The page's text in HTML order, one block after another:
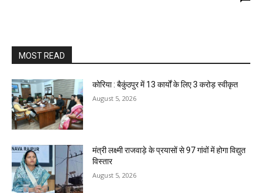
MOST READ
कोरिया : बैकुंठपुर में 13 कार्यों के लिए 3 करोड़ स्वीकृत
August 5, 2026
मंत्री लक्ष्मी राजवाड़े के प्रयासों से 97 गांवों में होगा विद्युत
विस्तार
August 5, 2026